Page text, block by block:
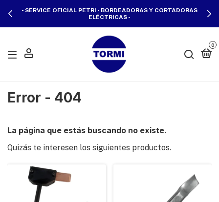
- SERVICE OFICIAL PETRI - BORDEADORAS Y CORTADORAS
ELÉCTRICAS -
0
Error - 404
La página que estás buscando no existe.
Quizás te interesen los siguientes productos.